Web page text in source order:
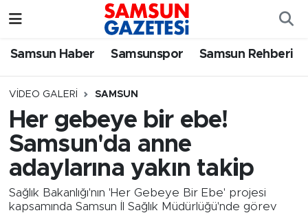
Samsun Haber Samsunspor Samsun Rehberi
VIDEO GALERI SAMSUN
Her gebeye bir ebe!
Samsun'da anne
adaylarına yakın takip
Sağlık Bakanlığı'nın 'Her Gebeye Bir Ebe' projesi
kapsamında Samsun İl Sağlık Müdürlüğü'nde görev
Samsun Haber
Samsunspor
Samsun Rehberi
Resmi İlanlar
Samsun Nöbetçi Eczaneler
Samsun Hava Durumu
SAMSUN Namaz Vakitleri
Samsun Trafik Yoğunluk Haritası
Süper Lig Puan Durumu ve Fikstür